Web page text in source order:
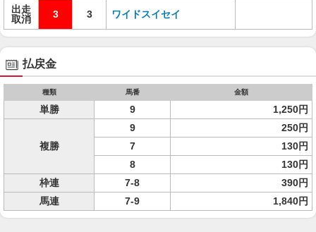
出走
取消
3 3 ワイドスイセイ
払戻金
種類 馬番 金額
単勝 9 1,250円
複勝
9
250円
7
130円
8
130円
枠連
7-8
390円
馬連
7-9 1,840円